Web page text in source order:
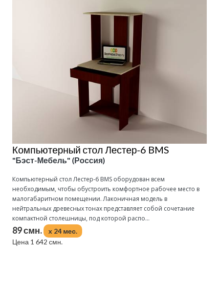
Компьютерный стол Лестер-6 BMS
"Бэст-Мебель" (Россия)
Компьютерный стол Лестер-6 BMS оборудован всем
необходимым, чтобы обустроить комфортное рабочее место в
малогабаритном помещении. Лаконичная модель в
нейтральных древесных тонах представляет собой сочетание
компактной столешницы, под которой распо...
89 смн.
x 24 мес.
Цена 1 642 смн.